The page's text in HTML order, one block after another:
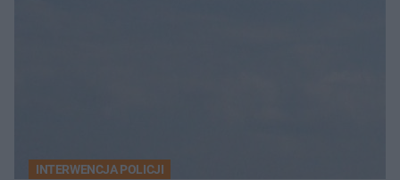
INTERWENCJA POLICJI